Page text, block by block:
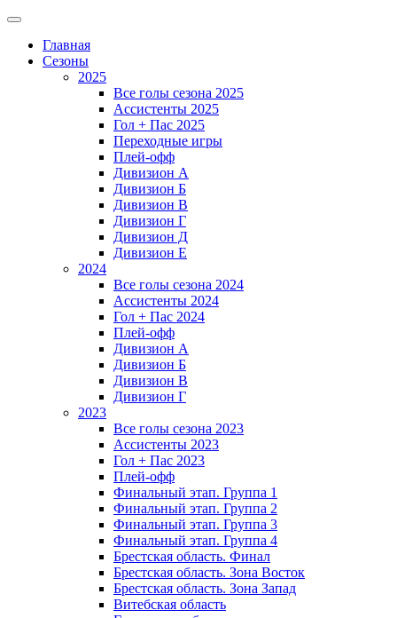
Главная
Сезоны
2025
Все голы сезона 2025
Ассистенты 2025
Гол + Пас 2025
Переходные игры
Плей-офф
Дивизион A
Дивизион Б
Дивизион В
Дивизион Г
Дивизион Д
Дивизион Е
2024
Все голы сезона 2024
Ассистенты 2024
Гол + Пас 2024
Плей-офф
Дивизион A
Дивизион Б
Дивизион В
Дивизион Г
2023
Все голы сезона 2023
Ассистенты 2023
Гол + Пас 2023
Плей-офф
Финальный этап. Группа 1
Финальный этап. Группа 2
Финальный этап. Группа 3
Финальный этап. Группа 4
Брестская область. Финал
Брестская область. Зона Восток
Брестская область. Зона Запад
Витебская область